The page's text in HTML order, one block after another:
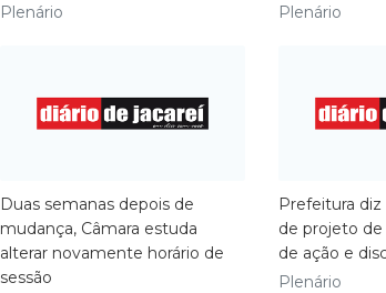
Plenário
Plenário
Duas semanas depois de
mudança, Câmara estuda
alterar novamente horário de
sessão
Prefeitura
de projeto de
de ação e
Plenário